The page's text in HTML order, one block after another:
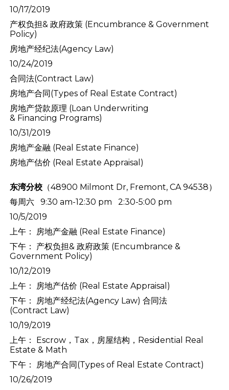
10/17/2019
产权负担& 政府政策 (Encumbrance & Government
Policy)
房地产经纪法(Agency Law)
10/24/2019
合同法(Contract Law)
房地产合同(Types of Real Estate Contract)
房地产贷款原理 (Loan Underwriting
& Financing Programs)
10/31/2019
房地产金融 (Real Estate Finance)
房地产估价 (Real Estate Appraisal)
东湾分校（48900 Milmont Dr, Fremont, CA 94538）
每周六 9:30 am-12:30 pm 2:30-5:00 pm
10/5/2019
上午： 房地产金融 (Real Estate Finance)
下午： 产权负担& 政府政策 (Encumbrance &
Government Policy)
10/12/2019
上午： 房地产估价 (Real Estate Appraisal)
下午： 房地产经纪法(Agency Law) 合同法
(Contract Law)
10/19/2019
上午： Escrow，Tax，房屋结构，Residential Real
Estate & Math
下午： 房地产合同(Types of Real Estate Contract)
10/26/2019